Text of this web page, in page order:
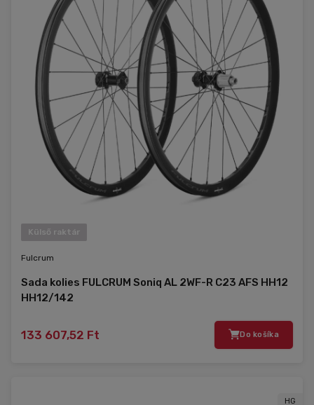
Külső raktár
Fulcrum
Sada kolies FULCRUM Soniq AL 2WF-R C23 AFS HH12
HH12/142
133 607,52 Ft Do košíka
HG